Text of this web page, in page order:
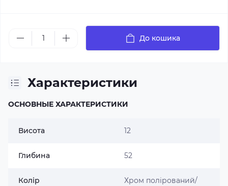
До кошика
Характеристики
ОСНОВНЫЕ ХАРАКТЕРИСТИКИ
Висота 12
Глибина 52
Колір
Хром полірований/